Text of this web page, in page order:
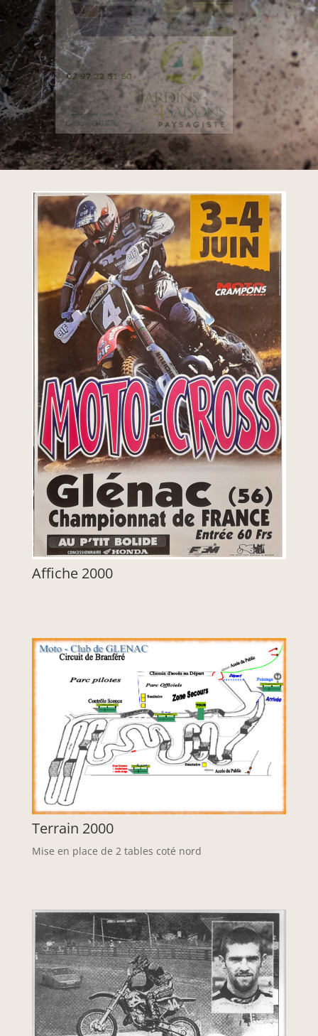
Affiche 2000
Terrain 2000
Mise en place de 2 tables coté nord